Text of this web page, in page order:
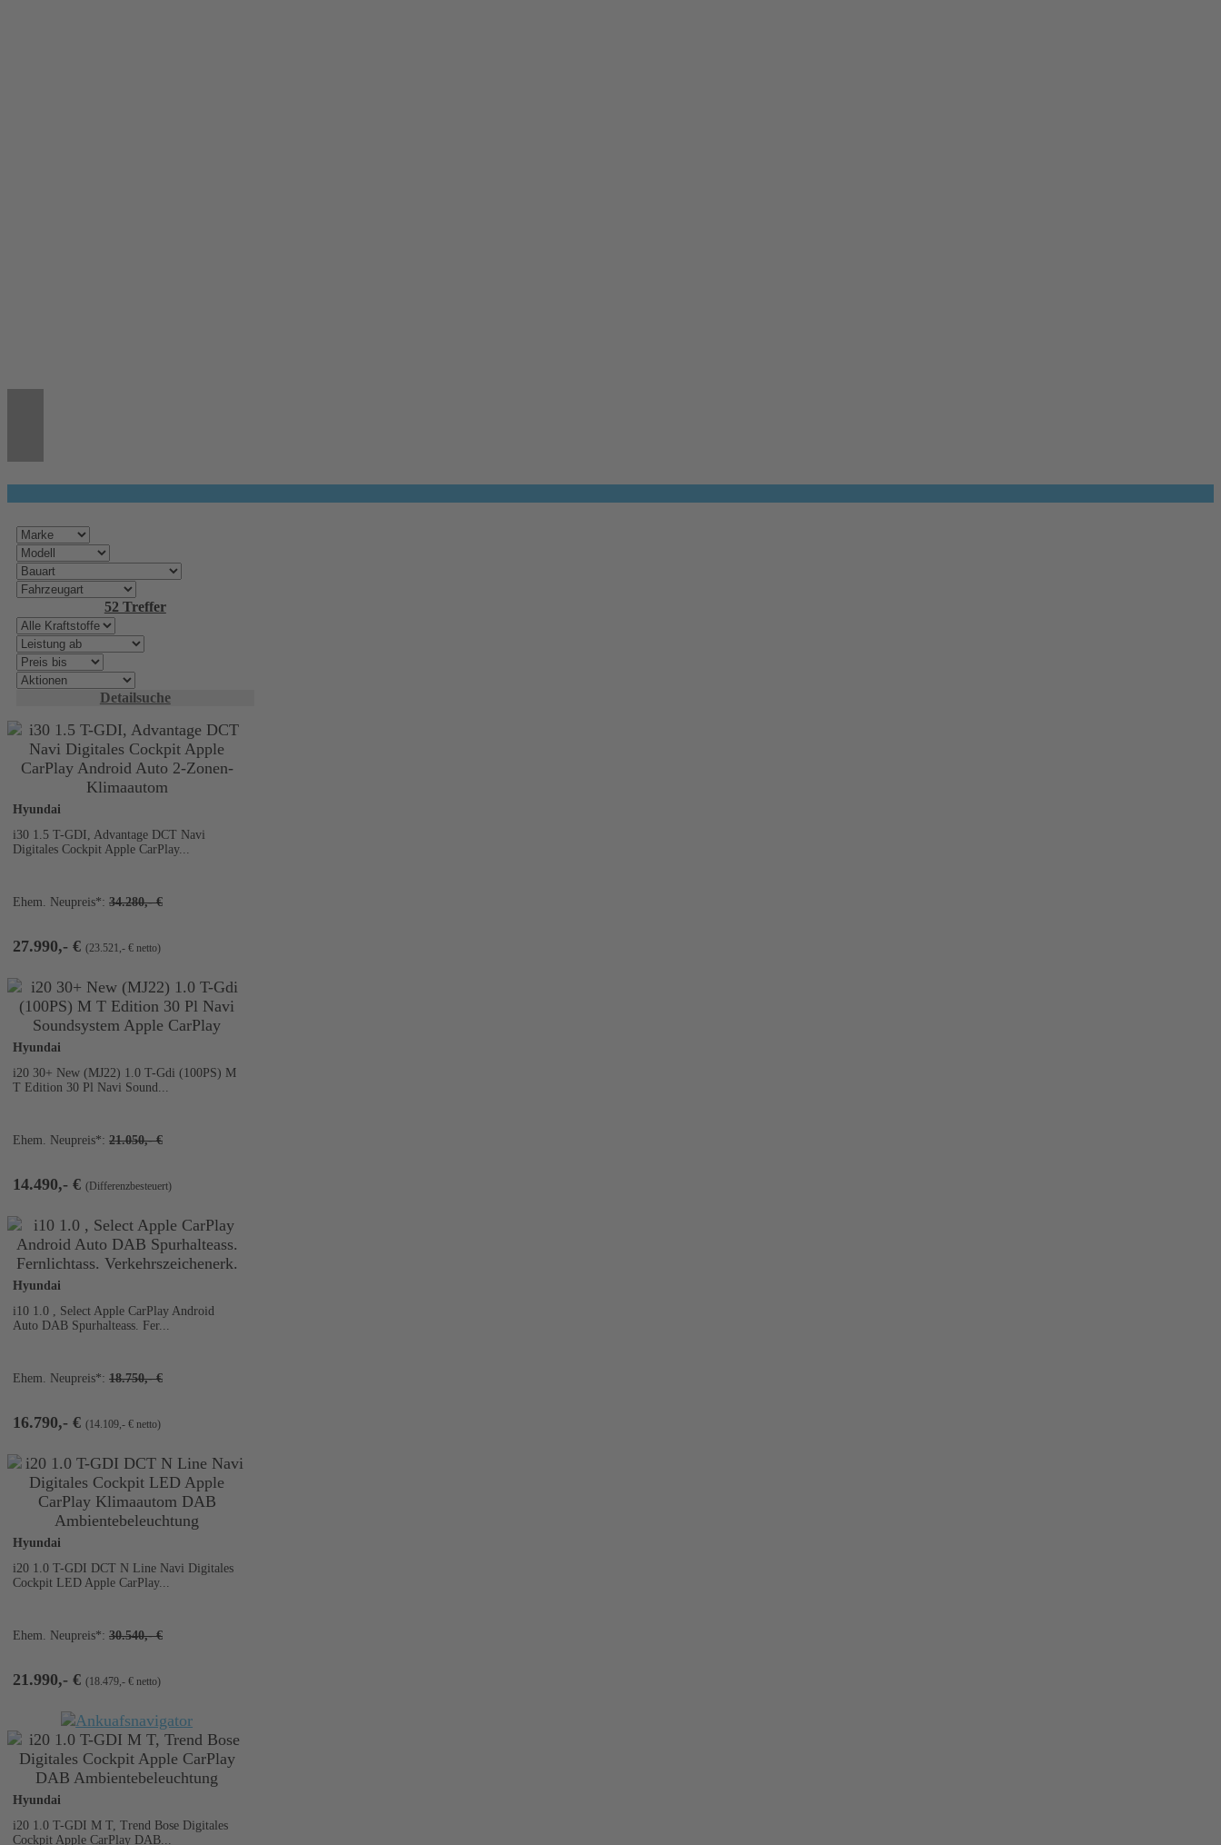
52 Treffer
Detailsuche
Hyundai
i30 1.5 T-GDI, Advantage DCT Navi
Digitales Cockpit Apple CarPlay...
Ehem. Neupreis*: 34.280,- €
27.990,- € (23.521,- € netto)
2
Hyundai
i20 30+ New (MJ22) 1.0 T-Gdi (100PS) M
T Edition 30 Pl Navi Sound...
Ehem. Neupreis*: 21.050,- €
14.490,- € (Differenzbesteuert)
2
Hyundai
i10 1.0 , Select Apple CarPlay Android
Auto DAB Spurhalteass. Fer...
Ehem. Neupreis*: 18.750,- €
16.790,- € (14.109,- € netto)
Hyundai
i20 1.0 T-GDI DCT N Line Navi Digitales
Cockpit LED Apple CarPlay...
Ehem. Neupreis*: 30.540,- €
21.990,- € (18.479,- € netto)
2
Hyundai
i20 1.0 T-GDI M T, Trend Bose Digitales
Cockpit Apple CarPlay DAB...